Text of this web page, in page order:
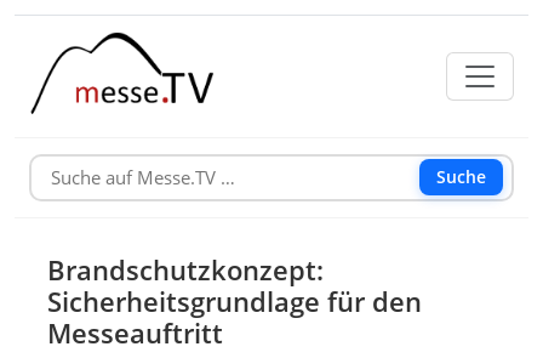
Suche
Brandschutzkonzept:
Sicherheitsgrundlage für den
Messeauftritt